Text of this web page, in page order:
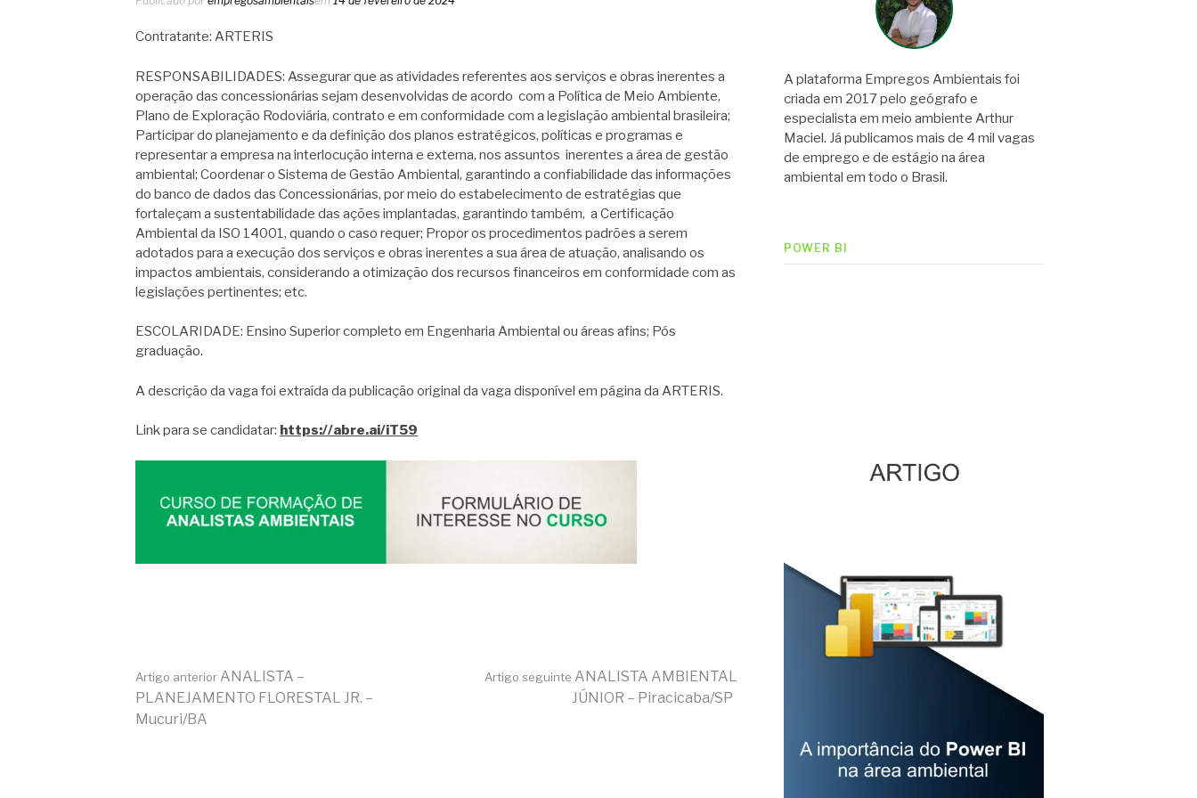
Contratante: ARTERIS
RESPONSABILIDADES: Assegurar que as atividades referentes aos serviços e obras inerentes a
operação das concessionárias sejam desenvolvidas de acordo com a Política de Meio Ambiente,
Plano de Exploração Rodoviária, contrato e em conformidade com a legislação ambiental brasileira;
Participar do planejamento e da definição dos planos estratégicos, políticas e programas e
representar a empresa na interlocução interna e externa, nos assuntos inerentes a área de gestão
ambiental; Coordenar o Sistema de Gestão Ambiental, garantindo a confiabilidade das informações
do banco de dados das Concessionárias, por meio do estabelecimento de estratégias que
fortaleçam a sustentabilidade das ações implantadas, garantindo também, a Certificação
Ambiental da ISO 14001, quando o caso requer; Propor os procedimentos padrões a serem
adotados para a execução dos serviços e obras inerentes a sua área de atuação, analisando os
impactos ambientais, considerando a otimização dos recursos financeiros em conformidade com as
legislações pertinentes; etc.
ESCOLARIDADE: Ensino Superior completo em Engenharia Ambiental ou áreas afins; Pós
graduação.
A descrição da vaga foi extraída da publicação original da vaga disponível em página da ARTERIS.
Link para se candidatar: https://abre.ai/iT59
Continue
Artigo anterior ANALISTA –
PLANEJAMENTO FLORESTAL JR. –
Mucuri/BA
Artigo seguinte ANALISTA AMBIENTAL
JÚNIOR – Piracicaba/SP
A plataforma Empregos Ambientais foi
criada em 2017 pelo geógrafo e
especialista em meio ambiente Arthur
Maciel. Já publicamos mais de 4 mil vagas
de emprego e de estágio na área
ambiental em todo o Brasil.
POWER BI